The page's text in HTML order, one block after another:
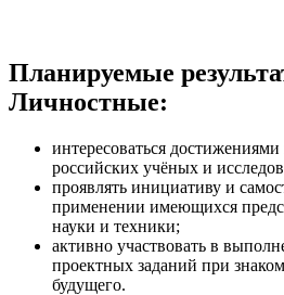
Планируемые
Личностные:
интересоваться
российских учёных и
проявлять инициативу и
применении имеющихся
науки и техники;
активно участвовать в
проектных заданий при
будущего.